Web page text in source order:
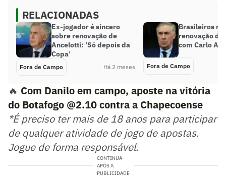
RELACIONADAS
Ex-jogador é sincero
sobre renovação de
Ancelotti: ‘Só depois da
Copa’
Fora de Campo Há 2 meses
Brasileiros
renovação de
com Carlo
Fora de Campo
🔥 Com Danilo em campo, aposte na vitória
do Botafogo @2.10 contra a Chapecoense
*É preciso ter mais de 18 anos para participar
de qualquer atividade de jogo de apostas.
Jogue de forma responsável.
CONTINUA
APÓS A
PUBLICIDADE